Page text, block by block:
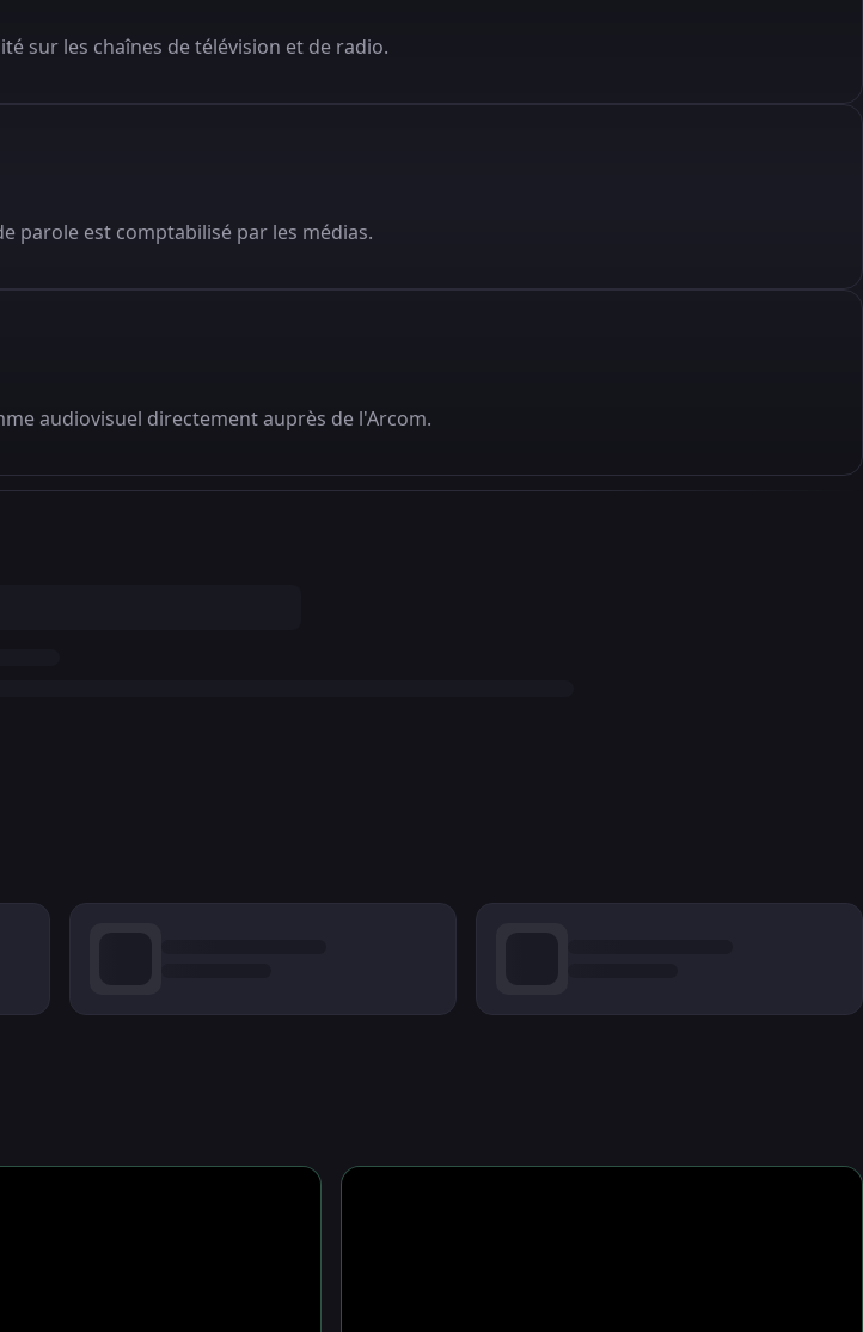
sur les chaînes de télévision et de radio.
parole est comptabilisé par les médias.
audiovisuel directement auprès de l'Arcom.